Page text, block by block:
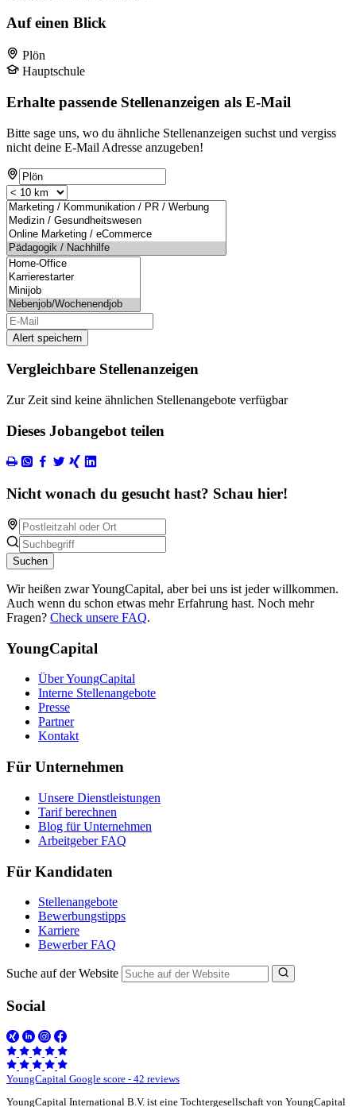
Auf einen Blick
Plön
Hauptschule
Erhalte passende Stellenanzeigen als E-Mail
Bitte sage uns, wo du ähnliche Stellenanzeigen suchst und vergiss
nicht deine E-Mail Adresse anzugeben!
Alert speichern
Vergleichbare Stellenanzeigen
Zur Zeit sind keine ähnlichen Stellenangebote verfügbar
Dieses Jobangebot teilen
Nicht wonach du gesucht hast? Schau hier!
Suchen
Wir heißen zwar YoungCapital, aber bei uns ist jeder willkommen.
Auch wenn du schon etwas mehr Erfahrung hast. Noch mehr
Fragen? Check unsere FAQ.
YoungCapital
Über YoungCapital
Interne Stellenangebote
Presse
Partner
Kontakt
Für Unternehmen
Unsere Dienstleistungen
Tarif berechnen
Blog für Unternehmen
Arbeitgeber FAQ
Für Kandidaten
Stellenangebote
Bewerbungstipps
Karriere
Bewerber FAQ
Suche auf der Website
Social
YoungCapital Google score - 42 reviews
YoungCapital International B.V. ist eine Tochtergesellschaft von YoungCapital